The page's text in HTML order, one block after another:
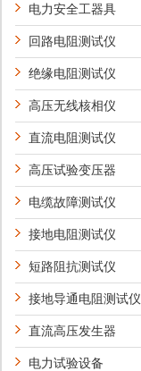
电力安全工器具
回路电阻测试仪
绝缘电阻测试仪
高压无线核相仪
直流电阻测试仪
高压试验变压器
电缆故障测试仪
接地电阻测试仪
短路阻抗测试仪
接地导通电阻测试仪
直流高压发生器
电力试验设备